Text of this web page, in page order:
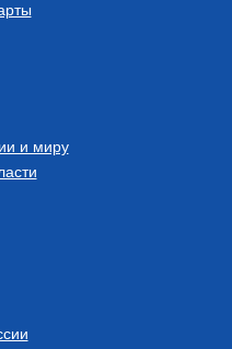
и миру